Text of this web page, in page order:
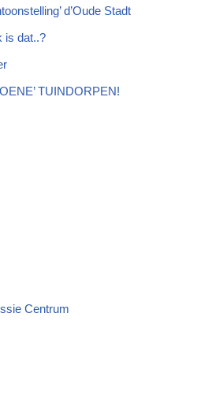
d’Oude Stadt
is dat..?
TUINDORPEN!
Centrum